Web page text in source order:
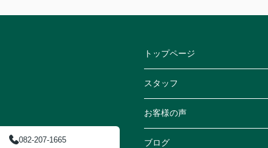
082-207-1665
トップページ
スタッフ
お客様の声
ブログ